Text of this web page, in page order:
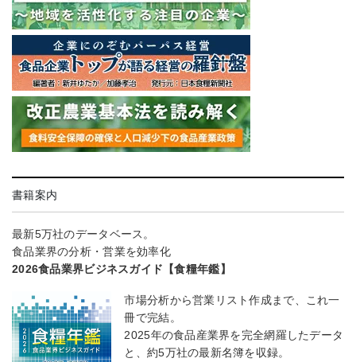
書籍案内
最新5万社のデータベース。
食品業界の分析・営業を効率化
2026食品業界ビジネスガイド【食糧年鑑】
市場分析から営業リスト作成まで、これ一
冊で完結。
2025年の食品産業界を完全網羅したデータ
と、約5万社の最新名簿を収録。